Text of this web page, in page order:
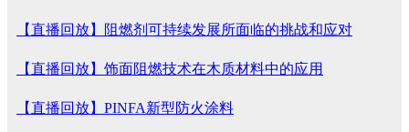
【直播回放】阻燃剂可持续发展所面临的挑战和应对
【直播回放】饰面阻燃技术在木质材料中的应用
【直播回放】PINFA新型防火涂料